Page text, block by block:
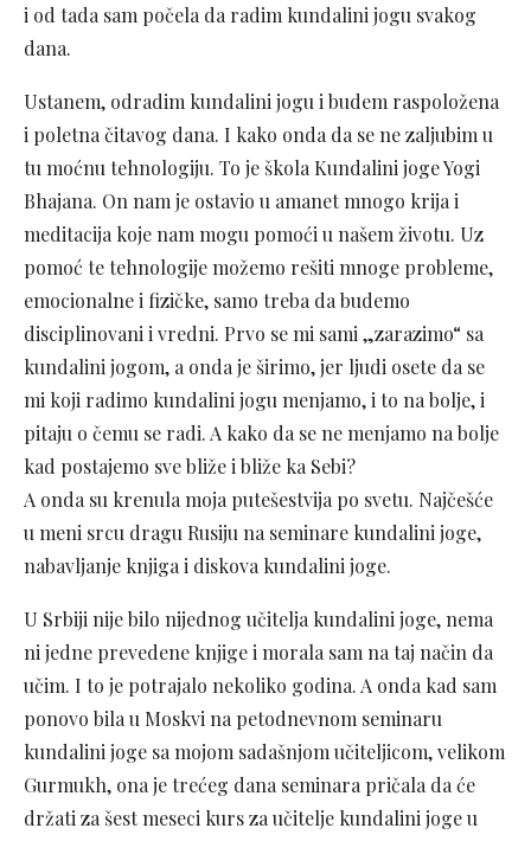
i od tada sam počela da radim kundalini jogu svakog
dana.
Ustanem, odradim kundalini jogu i budem raspoložena
i poletna čitavog dana. I kako onda da se ne zaljubim u
tu moćnu tehnologiju. To je škola Kundalini joge Yogi
Bhajana. On nam je ostavio u amanet mnogo krija i
meditacija koje nam mogu pomoći u našem životu. Uz
pomoć te tehnologije možemo rešiti mnoge probleme,
emocionalne i fizičke, samo treba da budemo
disciplinovani i vredni. Prvo se mi sami „zarazimo“ sa
kundalini jogom, a onda je širimo, jer ljudi osete da se
mi koji radimo kundalini jogu menjamo, i to na bolje, i
pitaju o čemu se radi. A kako da se ne menjamo na bolje
kad postajemo sve bliže i bliže ka Sebi?
A onda su krenula moja putešestvija po svetu. Najčešće
u meni srcu dragu Rusiju na seminare kundalini joge,
nabavljanje knjiga i diskova kundalini joge.
U Srbiji nije bilo nijednog učitelja kundalini joge, nema
ni jedne prevedene knjige i morala sam na taj način da
učim. I to je potrajalo nekoliko godina. A onda kad sam
ponovo bila u Moskvi na petodnevnom seminaru
kundalini joge sa mojom sadašnjom učiteljicom, velikom
Gurmukh, ona je trećeg dana seminara pričala da će
držati za šest meseci kurs za učitelje kundalini joge u